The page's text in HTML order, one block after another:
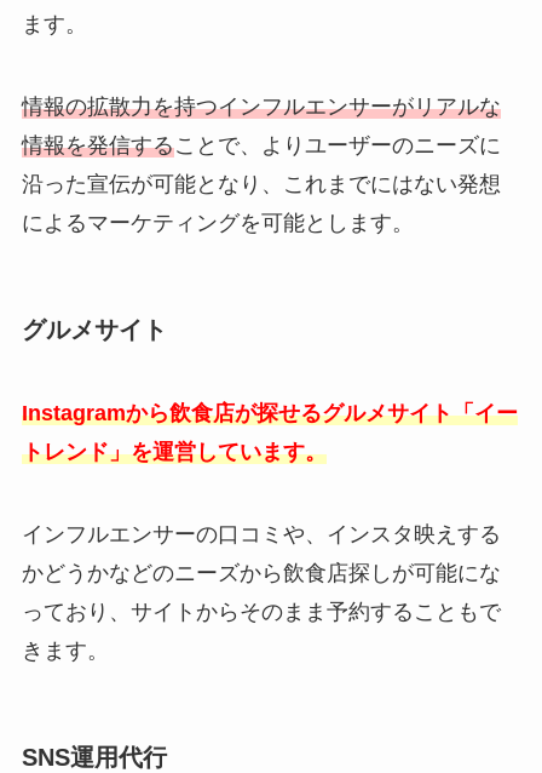
ます。
情報の拡散力を持つインフルエンサーがリアルな
情報を発信することで、よりユーザーのニーズに
沿った宣伝が可能となり、これまでにはない発想
によるマーケティングを可能とします。
グルメサイト
Instagramから飲食店が探せるグルメサイト「イー
トレンド」を運営しています。
インフルエンサーの口コミや、インスタ映えする
かどうかなどのニーズから飲食店探しが可能にな
っており、サイトからそのまま予約することもで
きます。
SNS運用代行